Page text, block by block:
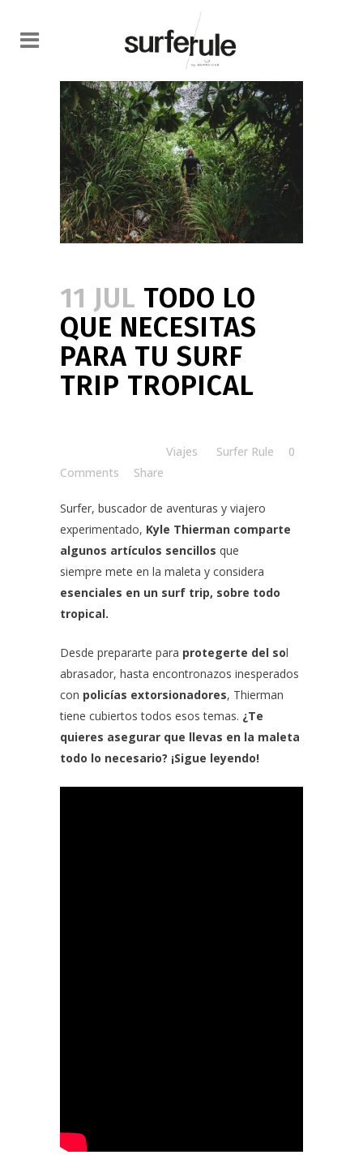
11 JUL TODO LO
QUE NECESITAS
PARA TU SURF
TRIP TROPICAL
Viajes Surfer Rule
0
Comments
Share
Surfer, buscador de aventuras y viajero
experimentado, Kyle Thierman comparte
algunos artículos sencillos que
siempre mete en la maleta y considera
esenciales en un surf trip, sobre todo
tropical.
Desde prepararte para protegerte del sol
abrasador, hasta encontronazos inesperados
con policías extorsionadores, Thierman
tiene cubiertos todos esos temas. ¿Te
quieres asegurar que llevas en la maleta
todo lo necesario? ¡Sigue leyendo!